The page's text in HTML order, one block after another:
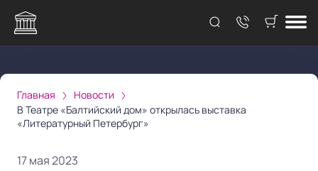
Главная
Новости
В Театре «Балтийский дом» открылась выставка
«Литературный Петербург»
17 мая 2023